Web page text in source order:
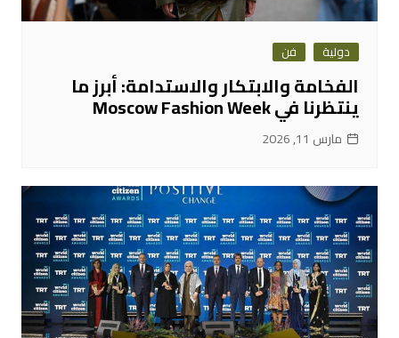
دولية فن
الفخامة والابتكار والاستدامة: أبرز ما
ينتظرنا في Moscow Fashion Week
مارس 11, 2026